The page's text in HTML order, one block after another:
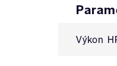
Výkon